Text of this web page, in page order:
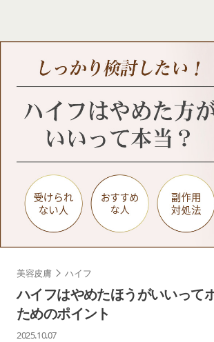
美容皮膚 ハイフ
ハイフはやめたほうがいいって
ためのポイント
2025.10.07